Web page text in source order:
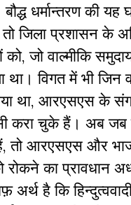
धर्मान्तरण की
जिला प्रशासन के
को, जो वाल्मीकि
था। विगत में भी जिन
था, आरएसएस के
करा चुके हैं। अब जब वे
तो आरएसएस और
का प्रावधान
अर्थ है कि